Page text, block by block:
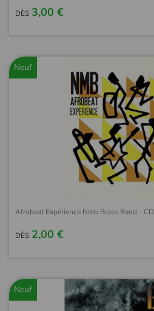
DÈS 3,00 €
Neuf
Afrobeat Expérience Nmb Brass Band - CD
DÈS 2,00 €
Neuf